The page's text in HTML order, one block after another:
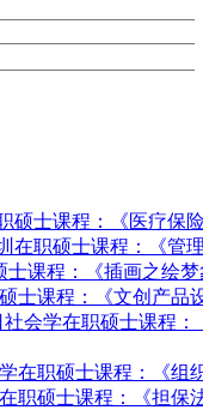
硕士课程：《医疗保
在职硕士课程：《管
士课程：《插画之绘梦
士课程：《文创产品
社会学在职硕士课程
在职硕士课程：《组
职硕士课程：《担保